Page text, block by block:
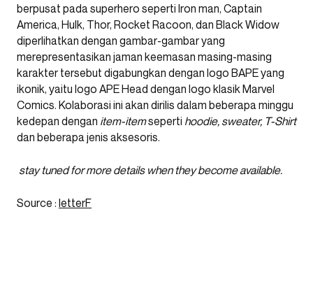
berpusat pada superhero seperti Iron man, Captain
America, Hulk, Thor, Rocket Racoon, dan Black Widow
diperlihatkan dengan gambar-gambar yang
merepresentasikan jaman keemasan masing-masing
karakter tersebut digabungkan dengan logo BAPE yang
ikonik, yaitu logo APE Head dengan logo klasik Marvel
Comics. Kolaborasi ini akan dirilis dalam beberapa minggu
kedepan dengan item-itemseperti hoodie, sweater, T-Shirt
dan beberapa jenis aksesoris.
stay tuned for more details when they become available.
Source : letterF